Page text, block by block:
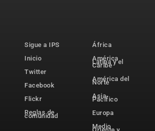
Sigue a IPS
Inicio
Twitter
Facebook
Flickr
Reglas de
comunidad
África
América
Latina y el
Caribe
América del
Norte
Asia-
Pacífico
Europa
Medio